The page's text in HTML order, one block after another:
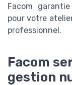
Facom
pour votre
professionnel.
Facom
gestion